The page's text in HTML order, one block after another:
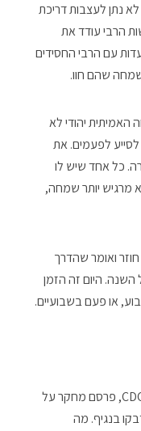
נתן לעצבות דריכת
קשות הרבי עודד את
עם הרבי החסידים
שהם חוו.
יהודי לא
לסייע לפעמים. את
כל אחד שיש לו
מרגיש יותר שמחה,
ואומר שהדרך
היום זה הזמן
או פעם בשבועיים.
בחודש אוגוסט המרכז לבקרת מחלות, ה-CDC, פרסם מחקר על
בנגיף. מה